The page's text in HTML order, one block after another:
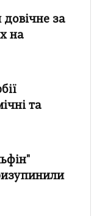
довічне за
на
та